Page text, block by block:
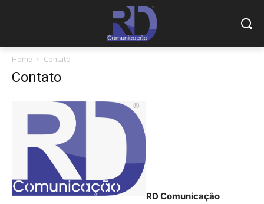
Home Contato
Contato
RD Comunicação